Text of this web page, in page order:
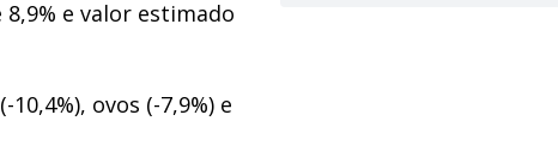
e valor estimado
ovos (-7,9%) e